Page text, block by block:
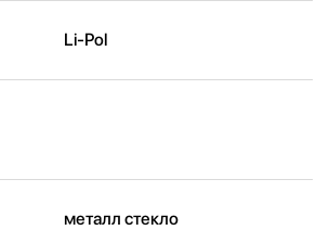
Li-Pol
металл стекло